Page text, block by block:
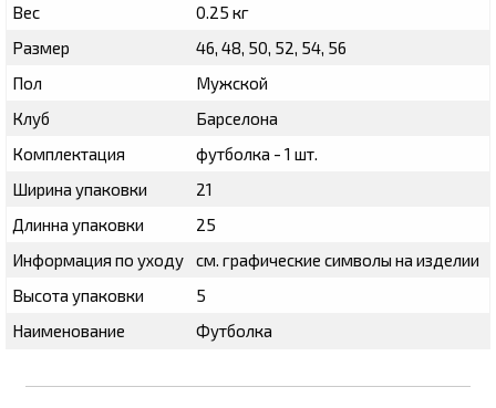
Вес
0.25 кг
Размер
46, 48, 50, 52, 54, 56
Пол
Мужской
Клуб
Барселона
Комплектация
футболка - 1 шт.
Ширина упаковки
21
Длинна упаковки
25
Информация по уходу
см. графические символы на изделии
Высота упаковки
5
Наименование
Футболка